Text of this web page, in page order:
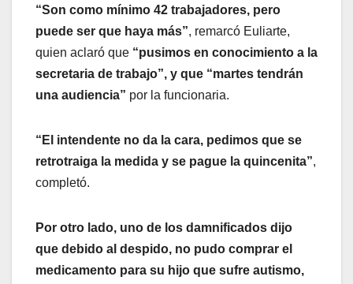
“Son como mínimo 42 trabajadores, pero
puede ser que haya más”, remarcó Euliarte,
quien aclaró que “pusimos en conocimiento a la
secretaria de trabajo”, y que “martes tendrán
una audiencia” por la funcionaria.
“El intendente no da la cara, pedimos que se
retrotraiga la medida y se pague la quincenita”,
completó.
Por otro lado, uno de los damnificados dijo
que debido al despido, no pudo comprar el
medicamento para su hijo que sufre autismo,